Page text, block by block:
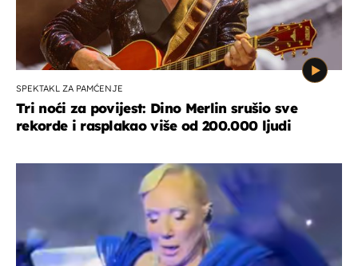
SPEKTAKL ZA PAMĆENJE
Tri noći za povijest: Dino Merlin srušio sve
rekorde i rasplakao više od 200.000 ljudi